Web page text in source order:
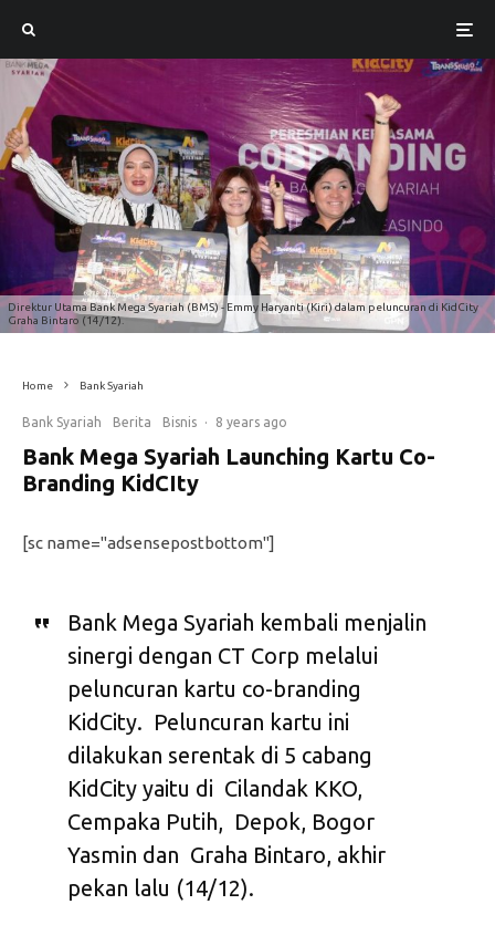
Direktur Utama Bank Mega Syariah (BMS) - Emmy Haryanti (Kiri) dalam peluncuran di KidCity
Graha Bintaro (14/12).
Home Bank Syariah
Bank Syariah Berita Bisnis · 8 years ago
Bank Mega Syariah Launching Kartu Co-
Branding KidCIty
[sc name="adsensepostbottom"]
Bank Mega Syariah kembali menjalin
sinergi dengan CT Corp melalui
peluncuran kartu co-branding
KidCity. Peluncuran kartu ini
dilakukan serentak di 5 cabang
KidCity yaitu di Cilandak KKO,
Cempaka Putih, Depok, Bogor
Yasmin dan Graha Bintaro, akhir
pekan lalu (14/12).